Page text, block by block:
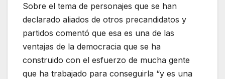
Sobre el tema de personajes que se han
declarado aliados de otros precandidatos y
partidos comentó que esa es una de las
ventajas de la democracia que se ha
construido con el esfuerzo de mucha gente
que ha trabajado para conseguirla “y es una